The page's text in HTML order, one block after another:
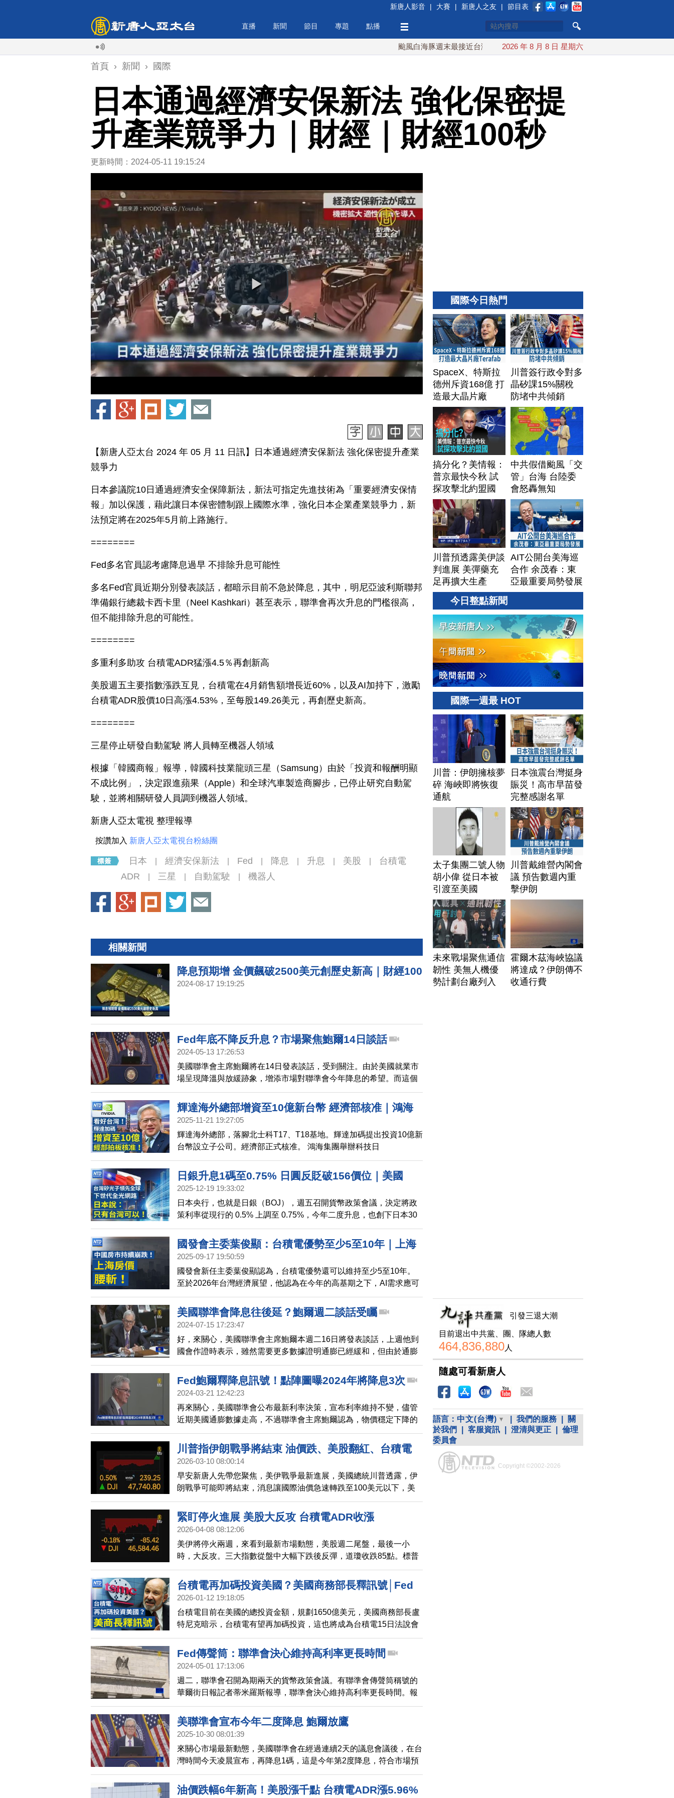
新唐人影音 | 大賽 | 新唐人之友 | 節目表
直播 新聞 節目 專題 點播
颱風白海豚週末最接近台灣 最快9日可能登陸中國 台灣漢光首結合城鎮演習 AIT連續發
2026 年 8 月 8 日 星期六
首頁 › 新聞 › 國際
日本通過經濟安保新法 強化保密提
升產業競爭力｜財經｜財經100秒
更新時間：2024-05-11 19:15:24
【新唐人亞太台 2024 年 05 月 11 日訊】日本通過經濟安保新法 強化保密提升產業
競爭力
日本參議院10日通過經濟安全保障新法，新法可指定先進技術為「重要經濟安保情
報」加以保護，藉此讓日本保密體制跟上國際水準，強化日本企業產業競爭力，新
法預定將在2025年5月前上路施行。
========
Fed多名官員認考慮降息過早 不排除升息可能性
多名Fed官員近期分別發表談話，都暗示目前不急於降息，其中，明尼亞波利斯聯邦
準備銀行總裁卡西卡里（Neel Kashkari）甚至表示，聯準會再次升息的門檻很高，
但不能排除升息的可能性。
========
多重利多助攻 台積電ADR猛漲4.5％再創新高
美股週五主要指數漲跌互見，台積電在4月銷售額增長近60%，以及AI加持下，激勵
台積電ADR股價10日高漲4.53%，至每股149.26美元，再創歷史新高。
========
三星停止研發自動駕駛 將人員轉至機器人領域
根據「韓國商報」報導，韓國科技業龍頭三星（Samsung）由於「投資和報酬明顯
不成比例」，決定跟進蘋果（Apple）和全球汽車製造商腳步，已停止研究自動駕
駛，並將相關研發人員調到機器人領域。
新唐人亞太電視 整理報導
按讚加入 新唐人亞太電視台粉絲團
日本 經濟安保新法 Fed 降息 升息 美股
台積電
ADR
三星 自動駕駛 機器人
相關新聞
降息預期增 金價飆破2500美元創歷史新高｜財經100
秒
2024-08-17 19:19:25
Fed年底不降反升息？市場聚焦鮑爾14日談話
2024-05-13 17:26:53
美國聯準會主席鮑爾將在14日發表談話，受到關注。由於美國就業市
場呈現降溫與放緩跡象，增添市場對聯準會今年降息的希望。而這個
月初，鮑爾曾經表示排除升息的可能性，暗示高利率將維持更長一段
時間，這番話進一步安撫了擔心聯準會可能急於反應通膨的投資人。
輝達海外總部增資至10億新台幣 經濟部核准｜鴻海
xOpenAI擴美在地製造 劉揚偉：與世界級公司深度
合作｜台美關稅談判 英媒：台對美投資上看4000億
美元｜台積電羅唯仁疑跳槽洩密 英特爾駁：毫無根據
2025-11-21 19:27:05
輝達海外總部，落腳北士科T17、T18基地。輝達加碼提出投資10億新
台幣設立子公司。經濟部正式核准。 鴻海集團舉辦科技日
（HHTD25），宣布攜手OpenAI，擴大美國製造，也鎖定機器人領
域。鴻海創辦人郭台銘，以嘉賓身份現身。 台美關稅談判，美國官員
暗示，台灣對美投資，上看4千億美元。經濟部長龔明鑫，表示還不確
密，引發擔憂。週四，英特爾執行長陳立武回應，「只是謠言和猜
測，毫無根據。」
日銀升息1碼至0.75% 日圓反貶破156價位｜美國
「創世紀任務」 輝達等24家企業加入｜建AI生活圈
賴清德：2040年為台育50萬AI人才｜高雄新百貨商
場齊發！日商三井百億投資建LaLaport
2025-12-19 19:33:02
日本央行，也就是日銀（BOJ），週五召開貨幣政策會議，決定將政
策利率從現行的 0.5% 上調至 0.75%，今年二度升息，也創下日本30
年來最高利率水準。日股震盪向上攻堅。
國發會主委葉俊顯：台積電優勢至少5至10年｜上海
部分房價接近腰斬 跌勢或將持續｜台電林口1號機故
障 供電下降亮吃緊黃燈｜美中擬組新公司管理
TikTok美業務 美方持股8成
2025-09-17 19:50:59
國發會新任主委葉俊顯認為，台積電優勢還可以維持至少5至10年。
至於2026年台灣經濟展望，他認為在今年的高基期之下，AI需求應可
支撐出口維持一定表現。 幾年前，上海樓市被視為最抗跌。但如今，
上海二手房市場跌幅明顯，部分區域接近腰斬。業內人士分析，未來
上海八成房產的價格仍會持續下降。 台電林口電廠1號機，週二破管
表供電吃緊的黃燈。台電表示，夜尖峰備轉容量率維持6%，有一定難
度，將啟動備用機組與各項措施因應。 美中兩國在馬德里的
美國聯準會降息往後延？鮑爾週二談話受矚
2024-07-15 17:23:47
好，來關心，美國聯準會主席鮑爾本週二16日將發表談話，上週他到
國會作證時表示，雖然需要更多數據證明通膨已經緩和，但由於通膨
數據的滯後性，聯準會不必等到通膨降至2%後才降息。不過值得注意
的是，美國前總統川普遭槍擊事件，市場解讀選勝機率升高，經濟學
家認為，由於川普有可能採取加碼10%關稅措施，恐將讓通膨問題更
Fed鮑爾釋降息訊號！點陣圖曝2024年將降息3次
2024-03-21 12:42:23
再來關心，美國聯準會公布最新利率決策，宣布利率維持不變，儘管
近期美國通膨數據走高，不過聯準會主席鮑爾認為，物價穩定下降的
趨勢沒有改變，最新利率點陣圖顯示，今年聯準會將降息三碼。
川普指伊朗戰爭將結束 油價跌、美股翻紅、台積電
ADR上漲
2026-03-10 08:00:14
早安新唐人先帶您聚焦，美伊戰爭最新進展，美國總統川普透露，伊
朗戰爭可能即將結束，消息讓國際油價急速轉跌至100美元以下，美
股則由黑翻紅，美股4大指數終場收漲，台股ADR全面收紅，台積電
ADR上漲2.89%。
緊盯停火進展 美股大反攻 台積電ADR收漲
2026-04-08 08:12:06
美伊將停火兩週，來看到最新市場動態，美股週二尾盤，最後一小
時，大反攻。三大指數從盤中大幅下跌後反彈，道瓊收跌85點。標普
與那斯達克指數，由黑翻紅，雙雙小幅收高。台積電ADR也收漲。
台積電再加碼投資美國？美國商務部長釋訊號│Fed
主席鮑爾遭刑事調查 美股期貨跌、金價漲│降低對中
國依賴！日本啟動深海稀土開採計劃│全球股市頻創
高！台灣國安基金宣布退場
2026-01-12 19:18:05
台積電目前在美國的總投資金額，規劃1650億美元，美國商務部長盧
特尼克暗示，台積電有望再加碼投資，這也將成為台積電15日法說會
的一大焦點。 Fed主席鮑爾遭到聯邦檢察官刑事調查，將聚焦聯準會
耗資25億美元，翻修華府總部的工程，以及鮑爾是否就工程規模與支
出，對國會作出不實陳述。 為了降低依賴中國關鍵礦產，日本啟動深
見的6千公尺深海，進行稀土試驗開採。 美國股市上週五全面收紅，
南韓、菲律賓、澳洲股市也開出紅盤；台股站上三萬點後，台
Fed傳聲筒：聯準會決心維持高利率更長時間
2024-05-01 17:13:06
週二，聯準會召開為期兩天的貨幣政策會議。有聯準會傳聲筒稱號的
華爾街日報記者蒂米羅斯報導，聯準會決心維持高利率更長時間。報
導指出，由於今年前三個月的通膨，比預期還要強，聯準會官員將把
聯邦基金利率穩定在5.3%左右，並可能延後降息。
美聯準會宣布今年二度降息 鮑爾放鷹
2025-10-30 08:01:39
來關心市場最新動態，美國聯準會在經過連續2天的議息會議後，在台
灣時間今天凌晨宣布，再降息1碼，這是今年第2度降息，符合市場預
期，並由12月開始結束量化緊縮。
油價跌幅6年新高！美股漲千點 台積電ADR漲5.96%
國際今日熱門
SpaceX、特斯拉
德州斥資168億 打
造最大晶片廠
Terafab
川普簽行政令對多
晶矽課15%關稅
防堵中共傾銷
搞分化？美情報：
普京最快今秋 試
探攻擊北約盟國
中共假借颱風「交
管」台海 台陸委
會怒轟無知
川普預透露美伊談
判進展 美彈藥充
足再擴大生產
AIT公開台美海巡
合作 余茂春：東
亞最重要局勢發展
今日整點新聞
國際一週最 HOT
川普：伊朗擁核夢
碎 海峽即將恢復
通航
日本強震台灣挺身
賑災！高市早苗發
完整感謝名單
太子集團二號人物
胡小偉 從日本被
引渡至美國
川普戴維營內閣會
議 預告數週內重
擊伊朗
未來戰場聚焦通信
韌性 美無人機優
勢計劃台廠列入
霍爾木茲海峽協議
將達成？伊朗傳不
收通行費
引發三退大潮
目前退出中共黨、團、隊總人數
464,836,880人
隨處可看新唐人
語言： 中文(台灣) 我們的服務
關
於我們
客服資訊 澄清與更正
倫理
委員會
Copyright ©2002-2026